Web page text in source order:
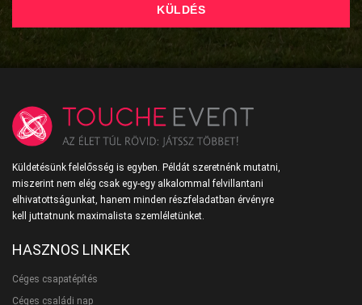
KÜLDÉS
Küldetésünk felelősség is egyben. Példát szeretnénk mutatni,
miszerint nem elég csak egy-egy alkalommal felvillantani
elhivatottságunkat, hanem minden részfeladatban érvényre
kell juttatnunk maximalista szemléletünket.
HASZNOS LINKEK
Céges csapatépítés
Céges családi nap